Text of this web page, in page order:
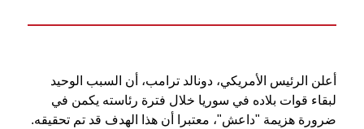
أعلن الرئيس الأمريكي، دونالد ترامب، أن السبب الوحيد
لبقاء قوات بلاده في سوريا خلال فترة رئاسته يكمن في
ضرورة هزيمة "داعش"، معتبرا أن هذا الهدف قد تم تحقيقه.